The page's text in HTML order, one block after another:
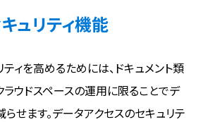
ュリティ機能
ィを高めるためには、ドキュメント類
ウドスペースの運用に限ることでデ
せます。データアクセスのセキュリテ